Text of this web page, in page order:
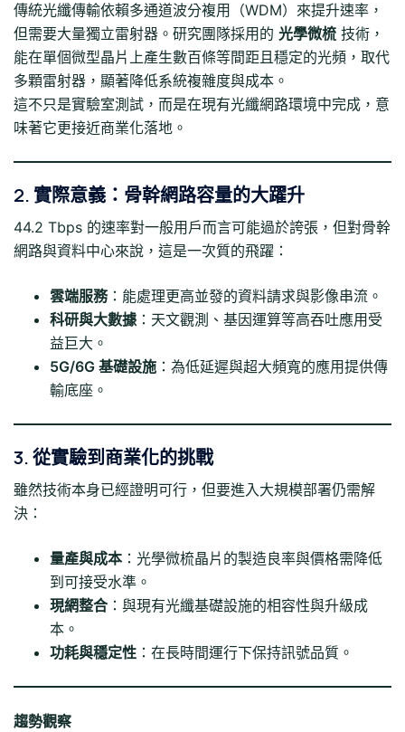
傳統光纖傳輸依賴多通道波分複用（WDM）來提升速率，
但需要大量獨立雷射器。研究團隊採用的 光學微梳 技術，
能在單個微型晶片上產生數百條等間距且穩定的光頻，取代
多顆雷射器，顯著降低系統複雜度與成本。
這不只是實驗室測試，而是在現有光纖網路環境中完成，意
味著它更接近商業化落地。
2. 實際意義：骨幹網路容量的大躍升
44.2 Tbps 的速率對一般用戶而言可能過於誇張，但對骨幹
網路與資料中心來說，這是一次質的飛躍：
雲端服務：能處理更高並發的資料請求與影像串流。
科研與大數據 ：天文觀測、基因運算等高吞吐應用受
益巨大。
5G/6G 基礎設施 ：為低延遲與超大頻寬的應用提供傳
輸底座。
3. 從實驗到商業化的挑戰
雖然技術本身已經證明可行，但要進入大規模部署仍需解
決：
量產與成本：光學微梳晶片的製造良率與價格需降低
到可接受水準。
現網整合 ：與現有光纖基礎設施的相容性與升級成
本。
功耗與穩定性 ：在長時間運行下保持訊號品質。
趨勢觀察